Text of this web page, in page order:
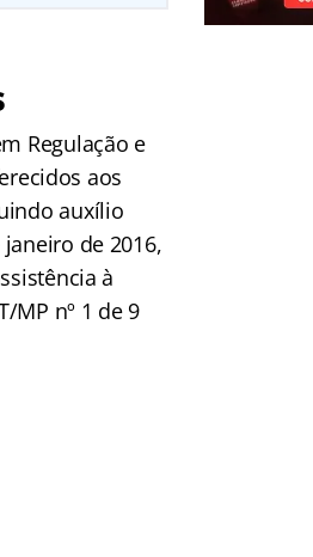
Regulação e
aos
auxílio
de 2016,
à
MP nº 1 de 9